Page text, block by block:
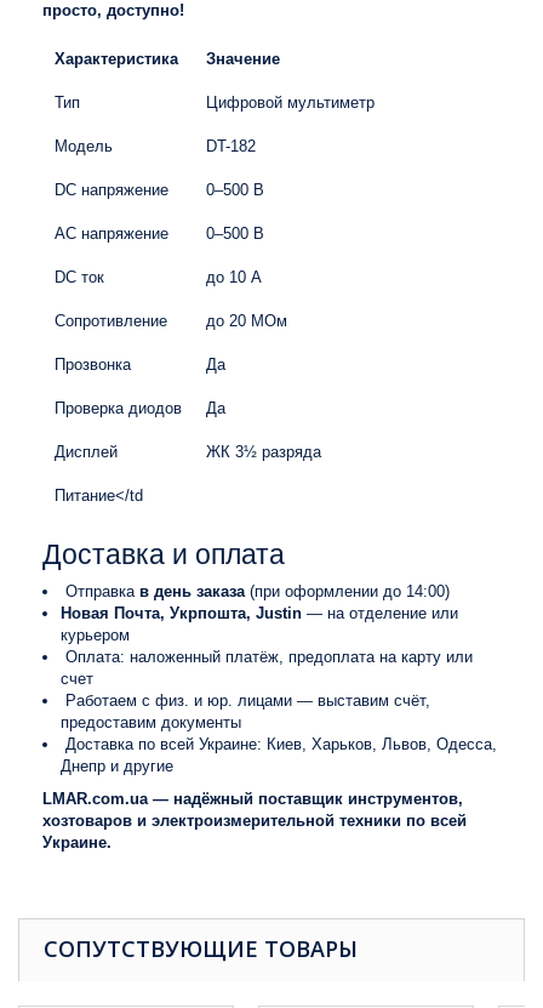
просто, доступно!
Характеристика Значение
Тип Цифровой мультиметр
Модель DT-182
DC напряжение 0–500 В
AC напряжение 0–500 В
DC ток до 10 А
Сопротивление до 20 МОм
Прозвонка Да
Проверка диодов Да
Дисплей ЖК 3½ разряда
Питание</td
Доставка и оплата
Отправка в день заказа(при оформлении до 14:00)
Новая Почта, Укрпошта, Justin — на отделение или
курьером
Оплата: наложенный платёж, предоплата на карту или
счет
Работаем с физ. и юр. лицами — выставим счёт,
предоставим документы
Доставка по всей Украине: Киев, Харьков, Львов, Одесса,
Днепр и другие
LMAR.com.ua — надёжный поставщик инструментов,
хозтоваров и электроизмерительной техники по всей
Украине.
СОПУТСТВУЮЩИЕ ТОВАРЫ